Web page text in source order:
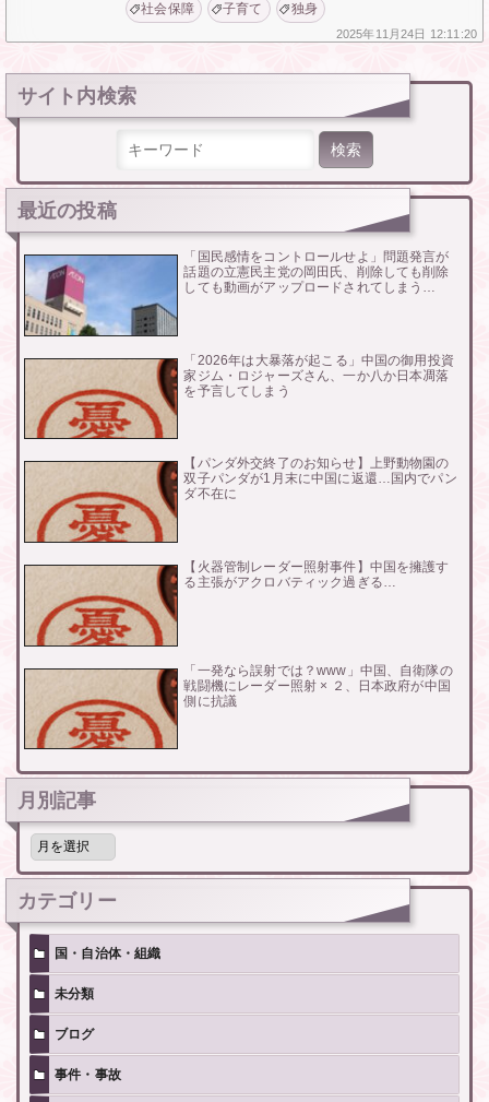
社会保障 子育て 独身
2025年11月24日 12:11:20
サイト内検索
最近の投稿
「国民感情をコントロールせよ」問題発言が
話題の立憲民主党の岡田氏、削除しても削除
しても動画がアップロードされてしまう…
「2026年は大暴落が起こる」中国の御用投資
家ジム・ロジャーズさん、一か八か日本凋落
を予言してしまう
【パンダ外交終了のお知らせ】上野動物園の
双子パンダが1月末に中国に返還…国内でパン
ダ不在に
【火器管制レーダー照射事件】中国を擁護す
る主張がアクロバティック過ぎる…
「一発なら誤射では？www」中国、自衛隊の
戦闘機にレーダー照射 × ２、日本政府が中国
側に抗議
月別記事
月
記
事
カテゴリー
国・自治体・組織
未分類
ブログ
事件・事故